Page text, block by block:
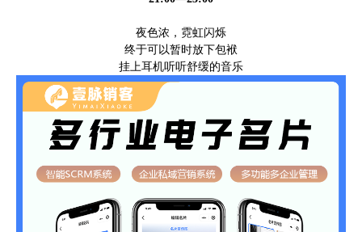
夜色浓，霓虹闪烁
终于可以暂时放下包袱
挂上耳机听听舒缓的音乐